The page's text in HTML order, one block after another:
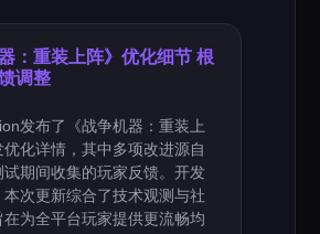
器：重装上阵》优化细节 根
调整
发布了《战争机器：重装上
优化详情，其中多项改进源自
试期间收集的玩家反馈。开发
本次更新综合了技术观测与社
在为全平台玩家提供更流畅均